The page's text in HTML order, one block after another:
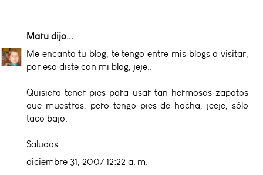
Maru dijo...
Me encanta tu blog, te tengo entre mis blogs a visitar,
por eso diste con mi blog, jeje..
Quisiera tener pies para usar tan hermosos zapatos
que muestras, pero tengo pies de hacha, jeeje, sólo
taco bajo.
Saludos
diciembre 31, 2007 12:22 a. m.